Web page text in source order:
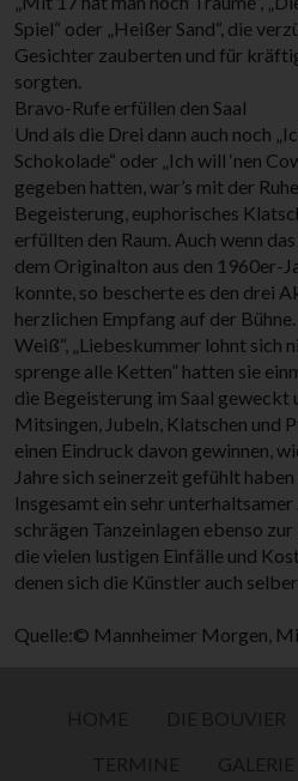
Spiel“ oder „Heißer Sand“, die
Gesichter zauberten und für
sorgten.
Bravo-Rufe erfüllen den Saal
Und als die Drei dann auch noch
Schokolade“ oder „Ich will ‘nen
gegeben hatten, war’s mit der
Begeisterung, euphorisches
erfüllten den Raum. Auch wenn
dem Originalton aus den 1960er-
konnte, so bescherte es den drei
herzlichen Empfang auf der
Weiß“, „Liebeskummer lohnt sich
sprenge alle Ketten” hatten sie
die Begeisterung im Saal geweckt
Mitsingen, Jubeln, Klatschen und
einen Eindruck davon gewinnen,
Jahre sich seinerzeit gefühlt haben
Insgesamt ein sehr
schrägen Tanzeinlagen ebenso
die vielen lustigen Einfälle und
denen sich die Künstler auch
Quelle:© Mannheimer Morgen,
HOME DIE BOUVIER
TERMINE
GALERIE